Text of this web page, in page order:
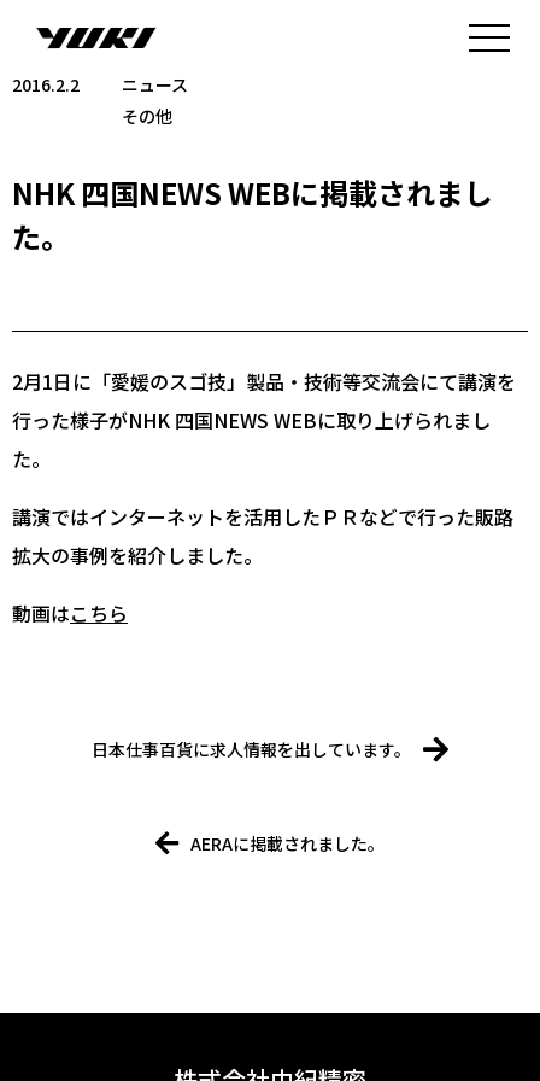
2016.2.2
ニュース
その他
NHK 四国NEWS WEBに掲載されまし
た。
2月1日に「愛媛のスゴ技」製品・技術等交流会にて講演を
行った様子がNHK 四国NEWS WEBに取り上げられまし
た。
講演ではインターネットを活用したＰＲなどで行った販路
拡大の事例を紹介しました。
動画はこちら
日本仕事百貨に求人情報を出しています。
AERAに掲載されました。